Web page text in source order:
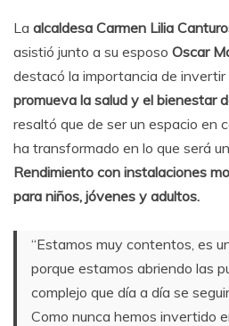
La alcaldesa Carmen Lilia
asistió junto a su esposo Oscar
destacó la importancia de invertir
promueva la salud y el bienestar
resaltó que de ser un espacio en
ha transformado en lo que será un
Rendimiento con instalaciones
para niños, jóvenes y adultos.
“Estamos muy contentos, es
porque estamos abriendo las
complejo que día a día se
Como nunca hemos invertido